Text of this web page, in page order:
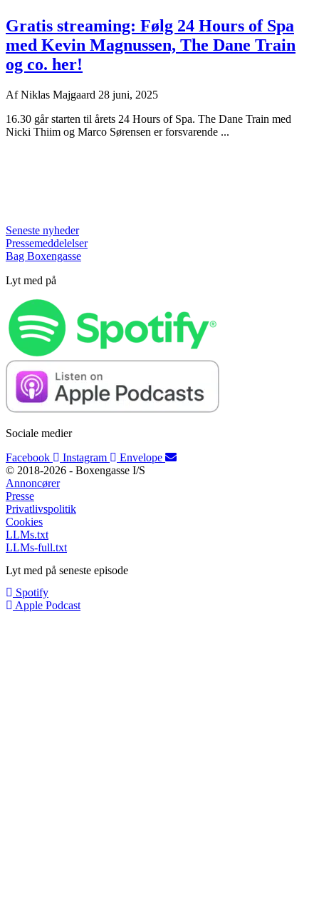
Gratis streaming: Følg 24 Hours of Spa
med Kevin Magnussen, The Dane Train
og co. her!
AfNiklas Majgaard 28 juni, 2025
16.30 går starten til årets 24 Hours of Spa. The Dane Train med
Nicki Thiim og Marco Sørensen er forsvarende ...
Seneste nyheder
Pressemeddelelser
Bag Boxengasse
Lyt med på
Sociale medier
Facebook
Instagram
Envelope
© 2018-2026 - Boxengasse I/S
Annoncører
Presse
Privatlivspolitik
Cookies
LLMs.txt
LLMs-full.txt
Lyt med på seneste episode
Spotify
Apple Podcast